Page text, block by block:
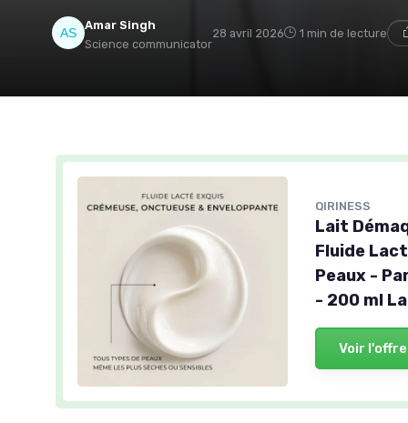
Amar Singh
Science communicator
28 avril 2026 1 min de lecture
QIRINESS
Lait
Fluide
Peaux -
- 200 ml
Voir l'offre